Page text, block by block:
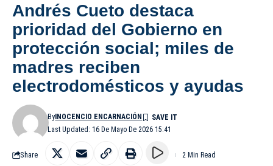
Andrés Cueto destaca
prioridad del Gobierno en
protección social; miles de
madres reciben
electrodomésticos y ayudas
Last Updated: 16 De Mayo De 2026 15:41
ByINOCENCIO ENCARNACIÓN
Share 2 Min Read